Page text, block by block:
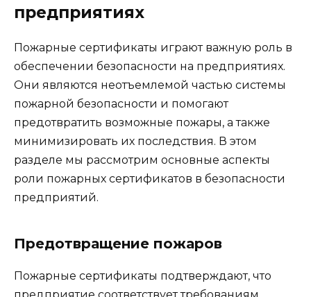
предприятиях
Пожарные сертификаты играют важную роль в
обеспечении безопасности на предприятиях.
Они являются неотъемлемой частью системы
пожарной безопасности и помогают
предотвратить возможные пожары, а также
минимизировать их последствия. В этом
разделе мы рассмотрим основные аспекты
роли пожарных сертификатов в безопасности
предприятий.
Предотвращение пожаров
Пожарные сертификаты подтверждают, что
предприятие соответствует требованиям